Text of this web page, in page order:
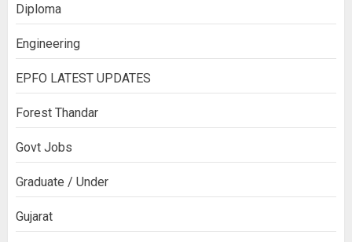
Diploma
Engineering
EPFO LATEST UPDATES
Forest Thandar
Govt Jobs
Graduate / Under
Gujarat